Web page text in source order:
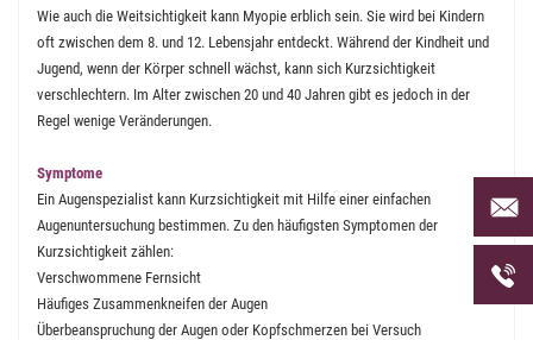
Wie auch die Weitsichtigkeit kann Myopie erblich sein. Sie wird bei Kindern
oft zwischen dem 8. und 12. Lebensjahr entdeckt. Während der Kindheit und
Jugend, wenn der Körper schnell wächst, kann sich Kurzsichtigkeit
verschlechtern. Im Alter zwischen 20 und 40 Jahren gibt es jedoch in der
Regel wenige Veränderungen.
Symptome
Ein Augenspezialist kann Kurzsichtigkeit mit Hilfe einer einfachen
Augenuntersuchung bestimmen. Zu den häufigsten Symptomen der
Kurzsichtigkeit zählen:
Verschwommene Fernsicht
Häufiges Zusammenkneifen der Augen
Überbeanspruchung der Augen oder Kopfschmerzen bei Versuch
Per
uns
uns